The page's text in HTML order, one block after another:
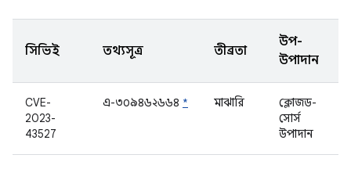
সিভিই তথ্যসূত্র তীব্রতা
উপ-
উপাদান
CVE-
2023-
43527
এ-৩০৯৪৬২৬৬৪ * মাঝারি
ক্লোজড-
সোর্স
উপাদান